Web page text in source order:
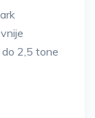
2,5 tone